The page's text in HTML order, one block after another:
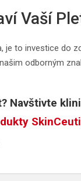
Vaší
je to investice do
odborným
Navštivte